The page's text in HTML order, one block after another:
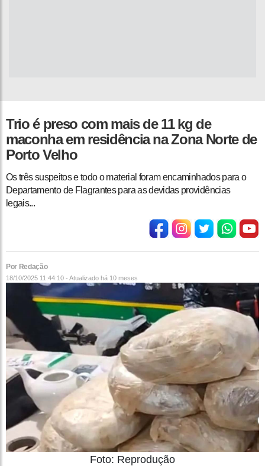
Trio é preso com mais de 11 kg de
maconha em residência na Zona Norte de
Porto Velho
Os três suspeitos e todo o material foram encaminhados para o
Departamento de Flagrantes para as devidas providências
legais...
Por Redação
18/10/2025 11:44:10 - Atualizado há 10 meses
Foto: Reprodução